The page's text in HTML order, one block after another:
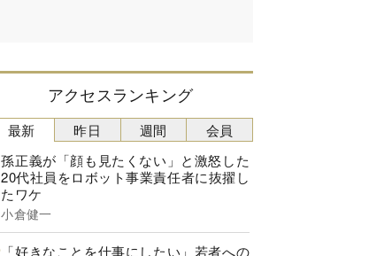
アクセスランキング
最新
孫正義が「顔も見たくない」と激怒した
20代社員をロボット事業責任者に抜擢し
たワケ
小倉健一
「好きなことを仕事にしたい」若者への
昨日 週間 会員